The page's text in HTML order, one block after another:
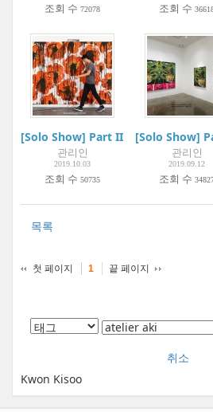
조회 수 72078 조회 수
[Solo Show] Part II : 드로잉 Drawing
관리인
2019.10.03
조회 수 50735
[Solo Show]
관리인
2019.09.12
조회 수
목록
첫 페이지 1 끝 페이지
취소
Kwon Kisoo